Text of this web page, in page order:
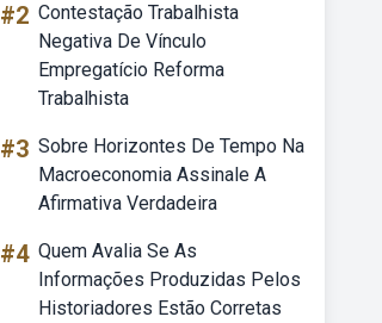
#2 Contestação Trabalhista
Negativa De Vínculo
Empregatício Reforma
Trabalhista
#3 Sobre Horizontes De Tempo Na
Macroeconomia Assinale A
Afirmativa Verdadeira
#4 Quem Avalia Se As
Informações Produzidas Pelos
Historiadores Estão Corretas